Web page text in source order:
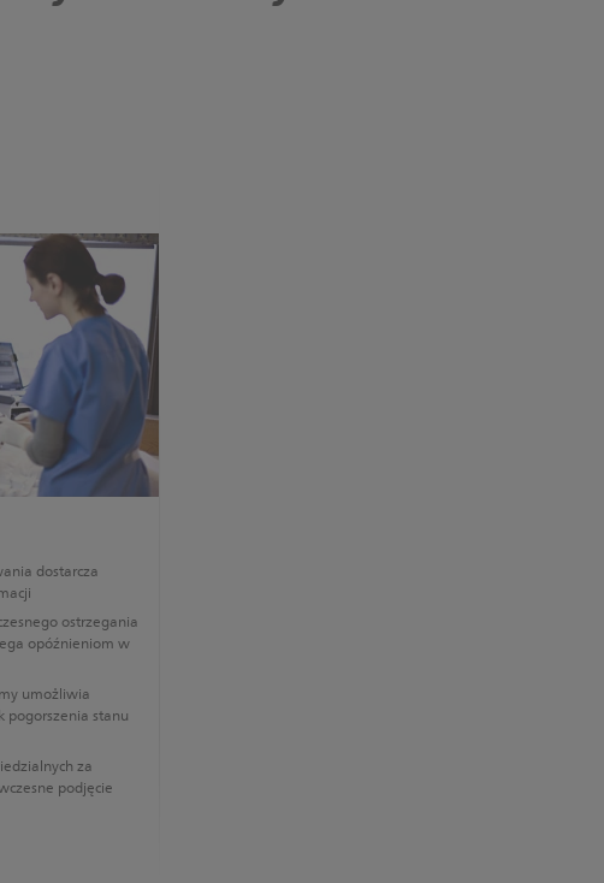
dostarcza
ostrzegania
opóźnieniom w
umożliwia
pogorszenia stanu
za
podjęcie